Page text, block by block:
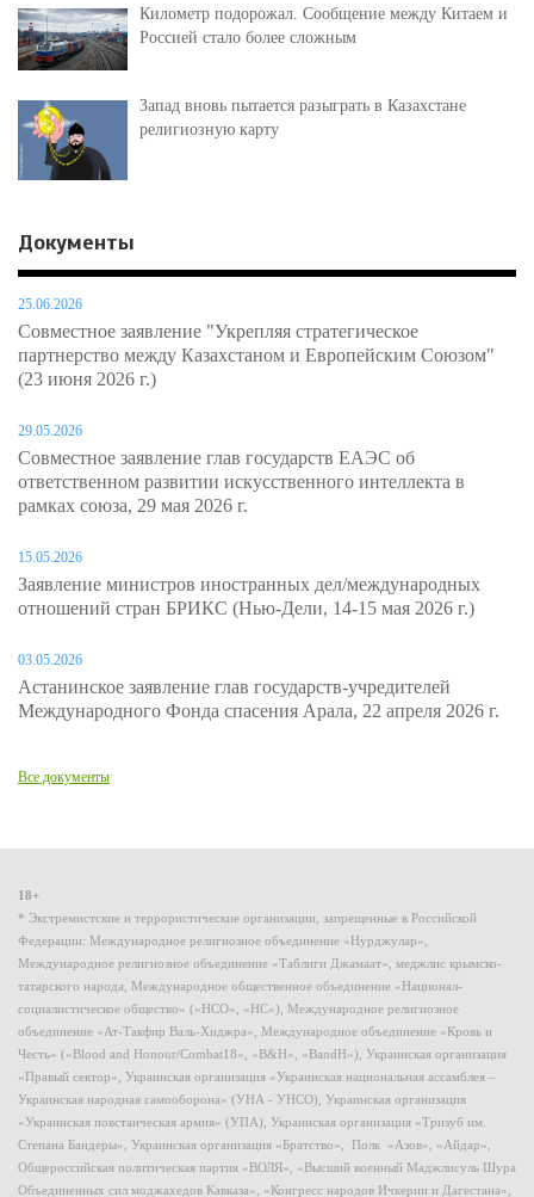
Километр подорожал. Сообщение между Китаем и
Россией стало более сложным
Запад вновь пытается разыграть в Казахстане
религиозную карту
Документы
25.06.2026
Совместное заявление "Укрепляя стратегическое
партнерство между Казахстаном и Европейским Союзом"
(23 июня 2026 г.)
29.05.2026
Совместное заявление глав государств ЕАЭС об
ответственном развитии искусственного интеллекта в
рамках союза, 29 мая 2026 г.
15.05.2026
Заявление министров иностранных дел/международных
отношений стран БРИКС (Нью-Дели, 14-15 мая 2026 г.)
03.05.2026
Астанинское заявление глав государств-учредителей
Международного Фонда спасения Арала, 22 апреля 2026 г.
Все документы
18+
* Экстремистские и террористические организации, запрещенные в Российской
Федерации: Международное религиозное объединение «Нурджулар»,
Международное религиозное объединение «Таблиги Джамаат», меджлис крымско-
татарского народа, Международное общественное объединение «Национал-
социалистическое общество» («НСО», «НС»), Международное религиозное
объединение «Ат-Такфир Валь-Хиджра», Международное объединение «Кровь и
Честь» («Blood and Honour/Combat18», «B&H», «BandH»), Украинская организация
«Правый сектор», Украинская организация «Украинская национальная ассамблея –
Украинская народная самооборона» (УНА - УНСО), Украинская организация
«Украинская повстанческая армия» (УПА), Украинская организация «Тризуб им.
Степана Бандеры», Украинская организация «Братство», Полк «Азов», «Айдар»,
Общероссийская политическая партия «ВОЛЯ», «Высший военный Маджлисуль Шура
Объединенных сил моджахедов Кавказа», «Конгресс народов Ичкерии и Дагестана»,